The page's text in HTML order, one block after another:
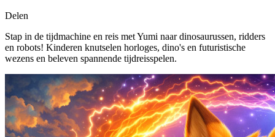
Delen
Stap in de tijdmachine en reis met Yumi naar dinosaurussen, ridders
en robots! Kinderen knutselen horloges, dino's en futuristische
wezens en beleven spannende tijdreisspelen.